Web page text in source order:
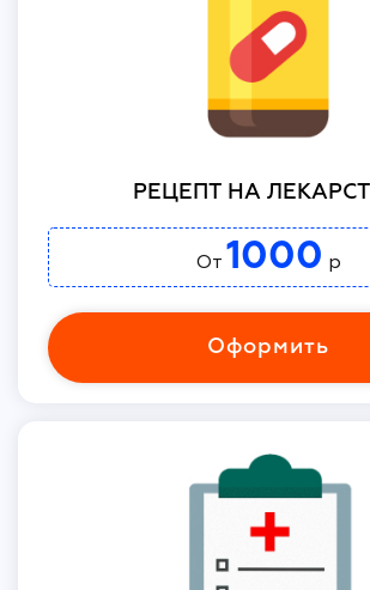
РЕЦЕПТ НА
От 1000 р
Оформить